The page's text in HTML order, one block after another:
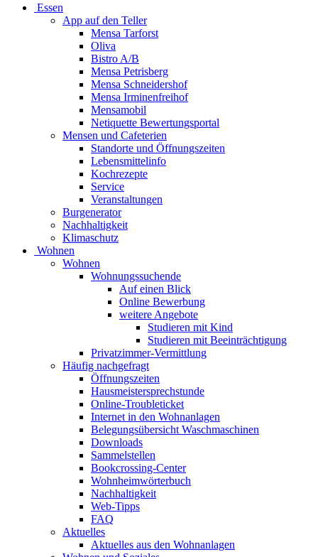
Essen
App auf den Teller
Mensa Tarforst
Oliva
Bistro A/B
Mensa Petrisberg
Mensa Schneidershof
Mensa Irminenfreihof
Mensamobil
Netiquette Bewertungsportal
Mensen und Cafeterien
Standorte und Öffnungszeiten
Lebensmittelinfo
Kochrezepte
Service
Veranstaltungen
Burgenerator
Nachhaltigkeit
Klimaschutz
Wohnen
Wohnen
Wohnungssuchende
Auf einen Blick
Online Bewerbung
weitere Angebote
Studieren mit Kind
Studieren mit Beeinträchtigung
Privatzimmer-Vermittlung
Häufig nachgefragt
Öffnungszeiten
Hausmeistersprechstunde
Online-Troubleticket
Internet in den Wohnanlagen
Belegungsübersicht Waschmaschinen
Downloads
Sammelstellen
Bookcrossing-Center
Wohnheimwörterbuch
Nachhaltigkeit
Web-Tipps
FAQ
Aktuelles
Aktuelles aus den Wohnanlagen